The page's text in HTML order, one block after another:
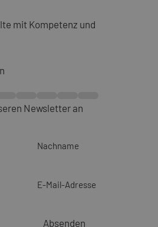
mit Kompetenz und
Newsletter an
Nachname
E-Mail-Adresse
Absenden